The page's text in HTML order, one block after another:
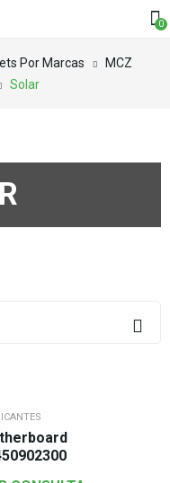
0
Por Marcas
MCZ
Solar